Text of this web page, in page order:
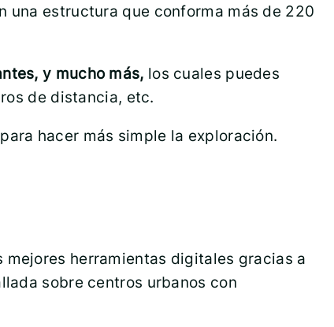
una estructura que conforma más de 220
y mucho más, los cuales puedes
de distancia, etc.
hacer más simple la exploración.
mejores herramientas digitales gracias a
sobre centros urbanos con